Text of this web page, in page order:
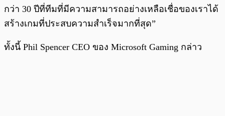
กว่า 30 ปีที่ทีมที่มีความสามารถอย่างเหลือเชื่อของเราได้
สร้างเกมที่ประสบความสำเร็จมากที่สุด”
ทั้งนี้ Phil Spencer CEO ของ Microsoft Gaming กล่าว